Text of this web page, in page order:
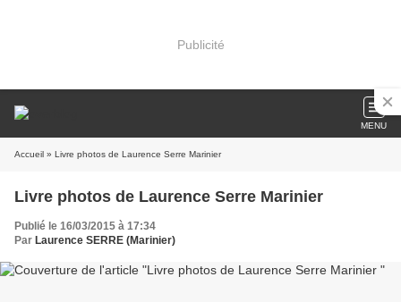
Publicité
MENU
Accueil » Livre photos de Laurence Serre Marinier
Livre photos de Laurence Serre Marinier
Publié le 16/03/2015 à 17:34
Par Laurence SERRE (Marinier)